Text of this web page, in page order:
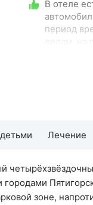
В отеле
период
Лечение
зоне,